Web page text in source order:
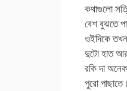
কথাগুলো
বেশ বুঝতে
ওইদিকে তখন
দুটো হাত আর
রকি দা
পুরো